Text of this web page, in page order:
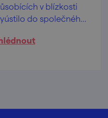
v blízkosti
do společného